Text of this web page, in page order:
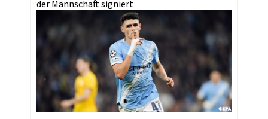
der Mannschaft signiert